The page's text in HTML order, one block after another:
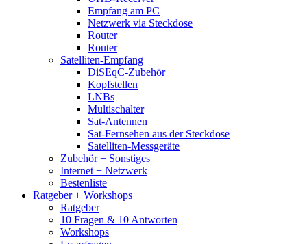
Empfang am PC
Netzwerk via Steckdose
Router
Router
Satelliten-Empfang
DiSEqC-Zubehör
Kopfstellen
LNBs
Multischalter
Sat-Antennen
Sat-Fernsehen aus der Steckdose
Satelliten-Messgeräte
Zubehör + Sonstiges
Internet + Netzwerk
Bestenliste
Ratgeber + Workshops
Ratgeber
10 Fragen & 10 Antworten
Workshops